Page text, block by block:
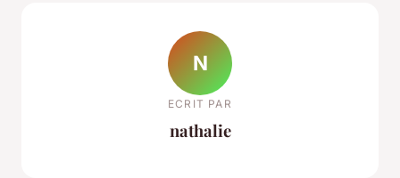
N
ECRIT PAR
nathalie